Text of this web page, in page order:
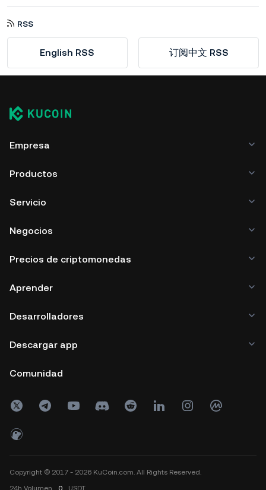
RSS
English RSS 订阅中文 RSS
Empresa
Productos
Servicio
Negocios
Precios de criptomonedas
Aprender
Desarrolladores
Descargar app
Comunidad
Copyright © 2017 - 2026 KuCoin.com. All Rights Reserved.
24h Volumen 0 USDT